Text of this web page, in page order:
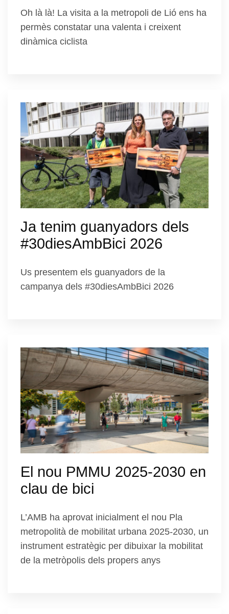
Oh là là! La visita a la metropoli de Lió ens ha
permès constatar una valenta i creixent
dinàmica ciclista
Ja tenim guanyadors dels
#30diesAmbBici 2026
Us presentem els guanyadors de la
campanya dels #30diesAmbBici 2026
El nou PMMU 2025-2030 en
clau de bici
L’AMB ha aprovat inicialment el nou Pla
metropolità de mobilitat urbana 2025-2030, un
instrument estratègic per dibuixar la mobilitat
de la metròpolis dels propers anys